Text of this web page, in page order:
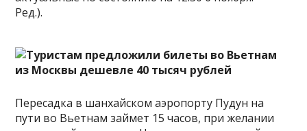
Ред.).
Пересадка в шанхайском аэропорту Пудун на
пути во Вьетнам займет 15 часов, при желании